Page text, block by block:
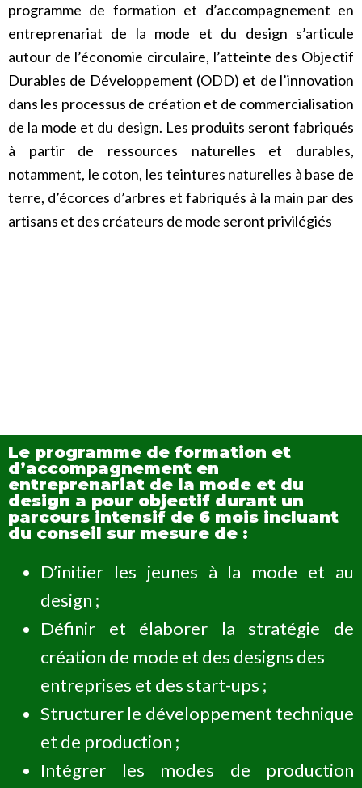
programme de formation et d’accompagnement en
entreprenariat de la mode et du design s’articule
autour de l’économie circulaire, l’atteinte des Objectif
Durables de Développement (ODD) et de l’innovation
dans les processus de création et de commercialisation
de la mode et du design. Les produits seront fabriqués
à partir de ressources naturelles et durables,
notamment, le coton, les teintures naturelles à base de
terre, d’écorces d’arbres et fabriqués à la main par des
artisans et des créateurs de mode seront privilégiés
Le programme de formation et
d’accompagnement en
entreprenariat de la mode et du
design a pour objectif durant un
parcours intensif de 6 mois incluant
du conseil sur mesure de :
D’initier les jeunes à la mode et au
design ;
Définir et élaborer la stratégie de
création de mode et des designs des
entreprises et des start-ups ;
Structurer le développement technique
et de production ;
Intégrer les modes de production